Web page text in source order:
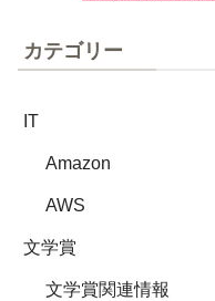
カテゴリー
IT
Amazon
AWS
文学賞
文学賞関連情報